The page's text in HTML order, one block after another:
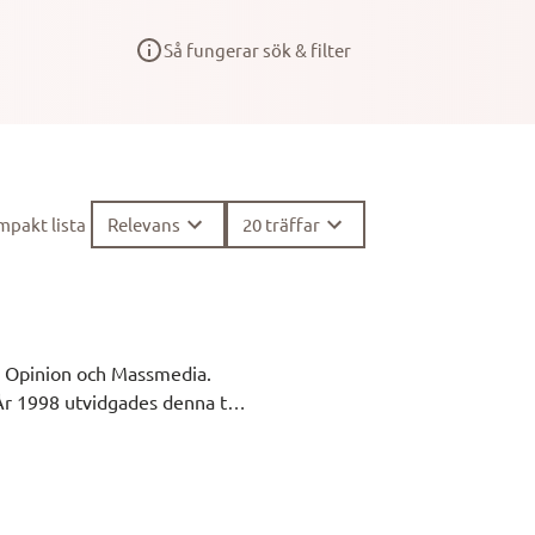
Så fungerar sök & filter
lista Relevans 20 träffar
och Massmedia.
1998 utvidgades denna till
institutet vissa år
utfördes för första